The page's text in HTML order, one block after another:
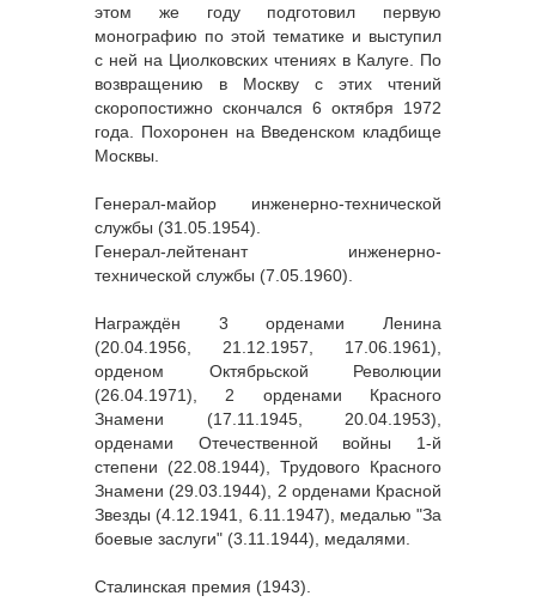
этом же году подготовил первую
монографию по этой тематике и выступил
с ней на Циолковских чтениях в Калуге. По
возвращению в Москву с этих чтений
скоропостижно скончался 6 октября 1972
года. Похоронен на Введенском кладбище
Москвы.
Генерал-майор инженерно-технической
службы (31.05.1954).
Генерал-лейтенант инженерно-
технической службы (7.05.1960).
Награждён 3 орденами Ленина
(20.04.1956, 21.12.1957, 17.06.1961),
орденом Октябрьской Революции
(26.04.1971), 2 орденами Красного
Знамени (17.11.1945, 20.04.1953),
орденами Отечественной войны 1-й
степени (22.08.1944), Трудового Красного
Знамени (29.03.1944), 2 орденами Красной
Звезды (4.12.1941, 6.11.1947), медалью "За
боевые заслуги" (3.11.1944), медалями.
Сталинская премия (1943).